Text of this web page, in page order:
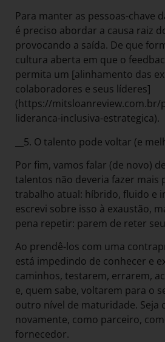
Para manter as pessoas-chave
é preciso abordar a causa raiz
provocando a saída. De que
cultura aberta em que o
permita um [alinhamento das
colaboradores e seus líderes]
(https://mitsloanreview.com.br/
lideranca-inclusiva-estrategica).
__5. O talento pode voltar (e
Por fim, vamos falar (de novo)
talentos não deveria fazer mais
trabalho atual: híbrido, fluido e
escrevi sobre isso à exaustão,
pena repetir: parem de reter
Ao prendê-los com uma
está impedindo de conhecer e
caminhos, testarem, errarem,
e, quem sabe, voltarem para o
outro nível de maturidade. Seja
novamente, como parceiro,
fornecedor.